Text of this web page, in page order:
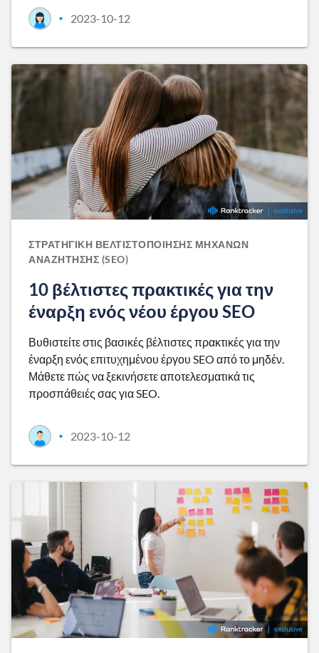
• 2023-10-12
ΣΤΡΑΤΗΓΙΚΉ ΒΕΛΤΙΣΤΟΠΟΊΗΣΗΣ ΜΗΧΑΝΏΝ
ΑΝΑΖΉΤΗΣΗΣ (SEO)
10 βέλτιστες πρακτικές για την
έναρξη ενός νέου έργου SEO
Βυθιστείτε στις βασικές βέλτιστες πρακτικές για την
έναρξη ενός επιτυχημένου έργου SEO από το μηδέν.
Μάθετε πώς να ξεκινήσετε αποτελεσματικά τις
προσπάθειές σας για SEO.
• 2023-10-12